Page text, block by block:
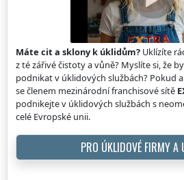
Máte cit a sklony k úklidům? Uklízíte
z té zářivé čistoty a vůně? Myslíte si, že
podnikat v úklidových službách? Pokud
se členem mezinárodní franchisové sítě
podnikejte v úklidových službách s
celé Evropské unii.
PRO ÚKLIDOVÉ FIRMY A